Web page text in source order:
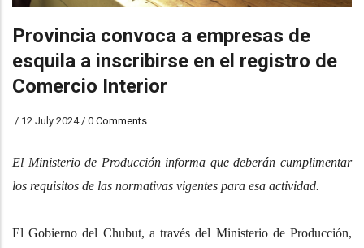
Provincia convoca a empresas de
esquila a inscribirse en el registro de
Comercio Interior
/ 12 July 2024 / 0 Comments
El Ministerio de Producción informa que deberán cumplimentar
los requisitos de las normativas vigentes para esa actividad.
El Gobierno del Chubut, a través del Ministerio de Producción,